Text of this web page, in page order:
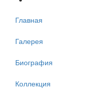
Главная
Галерея
Биография
Коллекция